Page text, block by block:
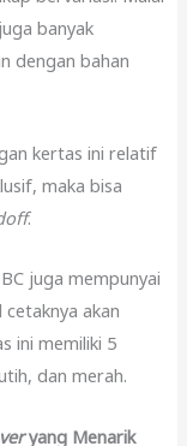
banyak
dengan bahan
kertas ini relatif
maka bisa
.
juga mempunyai
akan
ini memiliki 5
dan merah.
yang Menarik